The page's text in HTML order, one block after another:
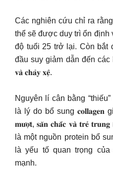
Các nghiên cứu chỉ ra rằng,
thể sẽ được duy trì ổn định
độ tuổi 25 trở lại. Còn bắt
đầu suy giảm dẫn đến
𝐯𝐚̀ 𝐜𝐡𝐚̉𝐲 𝐱𝐞̣̂.
Nguyên lí cân bằng
là lý do bổ sung
𝐦𝐮̛𝐨̛̣𝐭, 𝐬𝐚̆𝐧 𝐜𝐡𝐚̆́𝐜 𝐯𝐚̀ 𝐭𝐫𝐞̉
là một nguồn protein bổ
là yếu tố quan trọng
mạnh.